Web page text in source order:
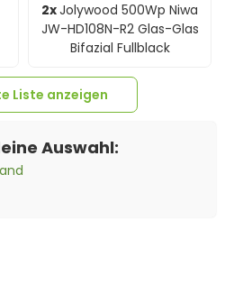
2xJolywood 500Wp Niwa
JW-HD108N-R2 Glas-Glas
Bifazial Fullblack
Liste anzeigen
Auswahl: